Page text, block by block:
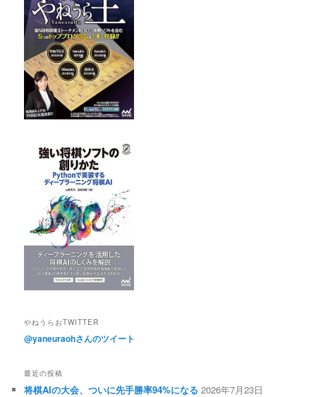
やねうらおTWITTER
@yaneuraohさんのツイート
最近の投稿
将棋AIの大会、ついに先手勝率94%になる 2026年7月23日